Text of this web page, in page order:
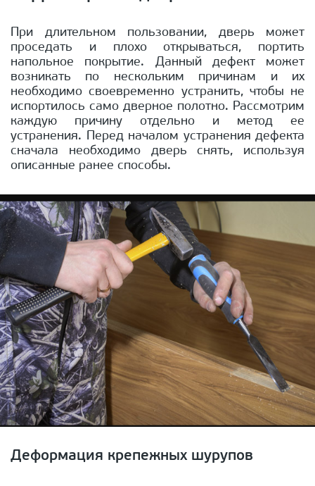
При длительном пользовании, дверь может
проседать и плохо открываться, портить
напольное покрытие. Данный дефект может
возникать по нескольким причинам и их
необходимо своевременно устранить, чтобы не
испортилось само дверное полотно. Рассмотрим
каждую причину отдельно и метод ее
устранения. Перед началом устранения дефекта
сначала необходимо дверь снять, используя
описанные ранее способы.
Деформация крепежных шурупов